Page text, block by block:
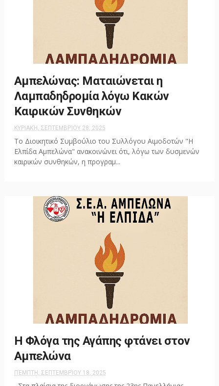
Αμπελώνας: Ματαιώνεται η
Λαμπαδηδρομία λόγω Κακών
Καιρικών Συνθηκών
ΚΥΡΙΑΚΉ, ΣΕΠΤΕΜΒΡΊΟΥ 28, 2025
Το Διοικητικό Συμβούλιο του Συλλόγου Αιμοδοτών "Η
Ελπίδα Αμπελώνα" ανακοινώνει ότι, λόγω των δυσμενών
καιρικών συνθηκών, η προγραμ...
Η Φλόγα της Αγάπης φτάνει στον
Αμπελώνα
ΠΈΜΠΤΗ, ΣΕΠΤΕΜΒΡΊΟΥ 18, 2025